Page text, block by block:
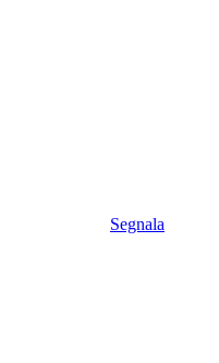
Segnala